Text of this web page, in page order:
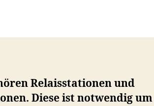
Relaisstationen und
Diese ist notwendig um